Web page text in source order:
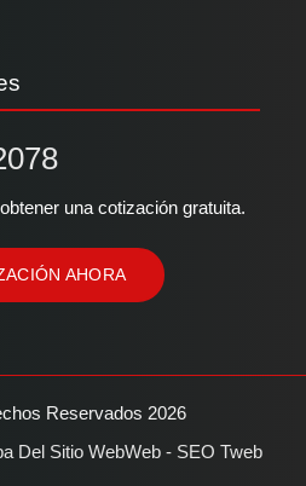
una cotización gratuita.
AHORA
Reservados 2026
Del Sitio WebWeb - SEO Tweb